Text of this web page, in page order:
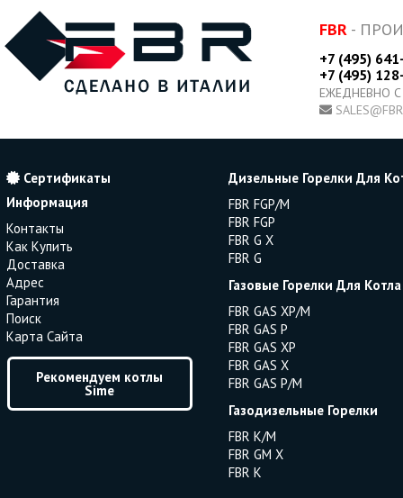
FBR -
+7 (495)
+7 (495)
ЕЖЕДНЕВНО
Сертификаты
Информация
Контакты
Как Купить
Доставка
Адрес
Гарантия
Поиск
Карта Сайта
Рекомендуем котлы
Sime
Дизельные Горелки Для
FBR FGP/M
FBR FGP
FBR G X
FBR G
Газовые Горелки Для Котла
FBR GAS XP/M
FBR GAS P
FBR GAS XP
FBR GAS X
FBR GAS P/M
Газодизельные Горелки
FBR K/M
FBR GM X
FBR K